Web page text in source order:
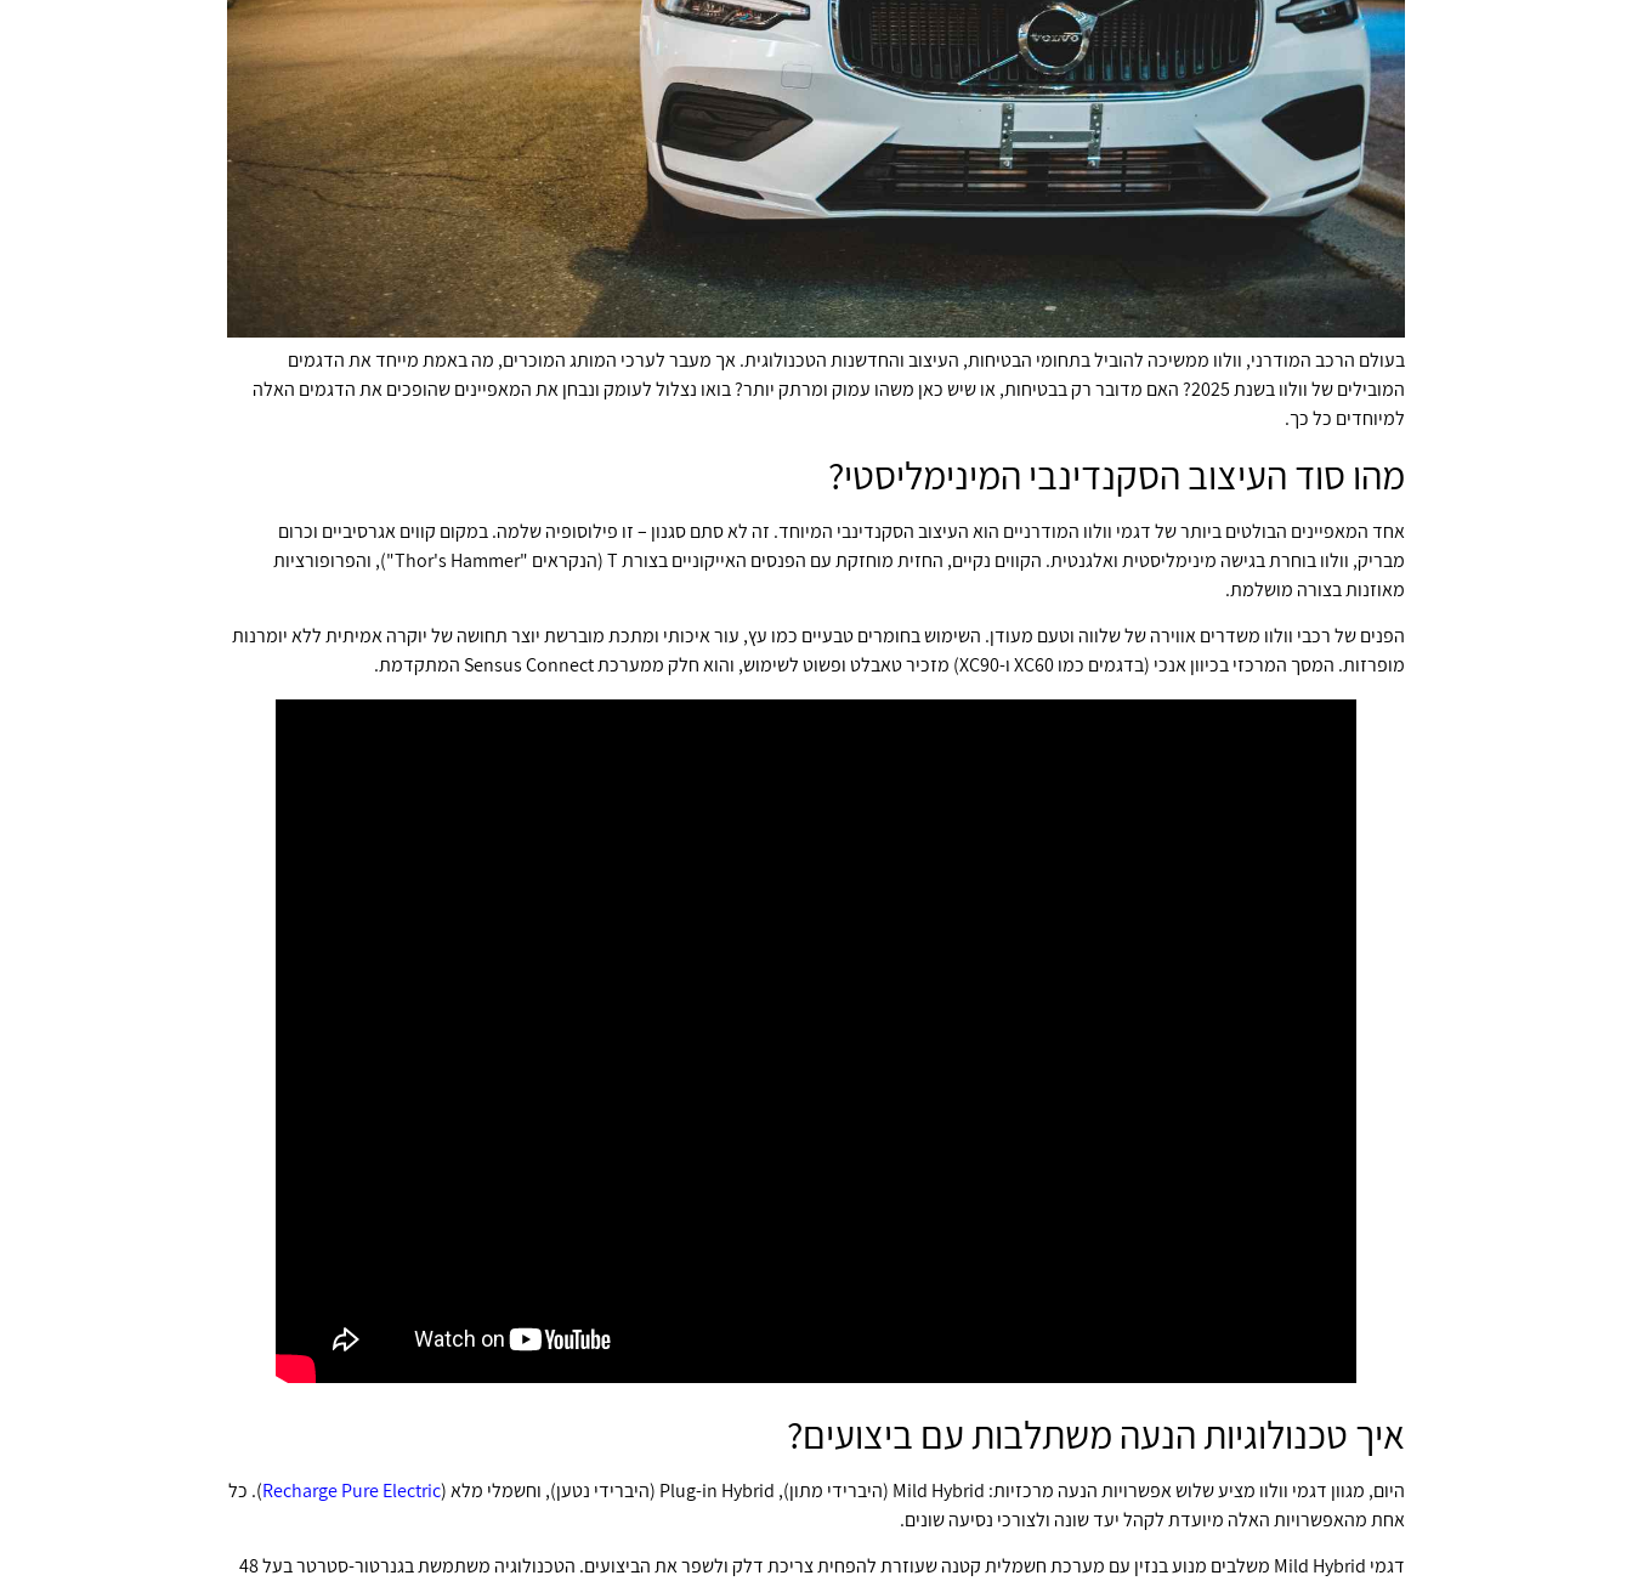
בעולם הרכב המודרני, וולוו ממשיכה להוביל בתחומי הבטיחות, העיצוב והחדשנות הטכנולוגית. אך מעבר לערכי המותג המוכרים, מה באמת מייחד את הדגמים
המובילים של וולוו בשנת 2025? האם מדובר רק בבטיחות, או שיש כאן משהו עמוק ומרתק יותר? בואו נצלול לעומק ונבחן את המאפיינים שהופכים את הדגמים האלה
למיוחדים כל כך.
מהו סוד העיצוב הסקנדינבי המינימליסטי?
אחד המאפיינים הבולטים ביותר של דגמי וולוו המודרניים הוא העיצוב הסקנדינבי המיוחד. זה לא סתם סגנון – זו פילוסופיה שלמה. במקום קווים אגרסיביים וכרום
מבריק, וולוו בוחרת בגישה מינימליסטית ואלגנטית. הקווים נקיים, החזית מוחזקת עם הפנסים האייקוניים בצורת T (הנקראים "Thor's Hammer"), והפרופורציות
מאוזנות בצורה מושלמת.
הפנים של רכבי וולוו משדרים אווירה של שלווה וטעם מעודן. השימוש בחומרים טבעיים כמו עץ, עור איכותי ומתכת מוברשת יוצר תחושה של יוקרה אמיתית ללא יומרנות
מופרזות. המסך המרכזי בכיוון אנכי (בדגמים כמו XC60 ו-XC90) מזכיר טאבלט ופשוט לשימוש, והוא חלק ממערכת Sensus Connect המתקדמת.
איך טכנולוגיות הנעה משתלבות עם ביצועים?
היום, מגוון דגמי וולוו מציע שלוש אפשרויות הנעה מרכזיות: Mild Hybrid (היברידי מתון), Plug-in Hybrid (היברידי נטען), וחשמלי מלא ( Recharge Pure Electric). כל
אחת מהאפשרויות האלה מיועדת לקהל יעד שונה ולצורכי נסיעה שונים.
דגמי Mild Hybrid משלבים מנוע בנזין עם מערכת חשמלית קטנה שעוזרת להפחית צריכת דלק ולשפר את הביצועים. הטכנולוגיה משתמשת בגנרטור-סטרטר בעל 48